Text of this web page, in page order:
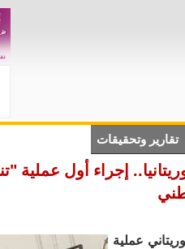
تقارير وتحقيقات
إجراء أول عملية
عملية